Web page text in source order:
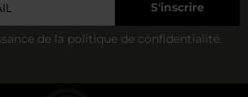
S'inscrire
de la politique de confidentialité.